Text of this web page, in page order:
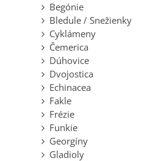
Begónie
Bledule / Snežienky
Cyklámeny
Čemerica
Dúhovice
Dvojostica
Echinacea
Fakle
Frézie
Funkie
Georgíny
Gladioly